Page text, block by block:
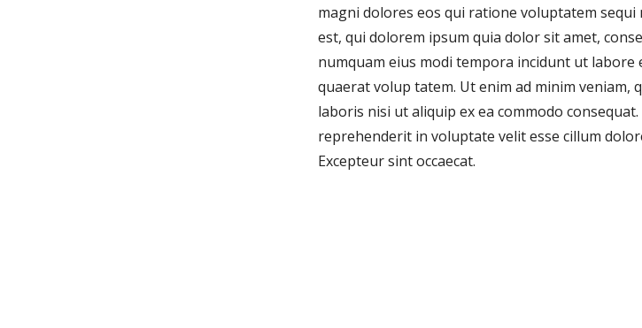
magni dolores eos qui ratione voluptatem
est, qui dolorem ipsum quia dolor sit amet,
numquam eius modi tempora incidunt ut labore
quaerat volup tatem. Ut enim ad minim veniam,
laboris nisi ut aliquip ex ea commodo
reprehenderit in voluptate velit esse cillum
Excepteur sint occaecat.